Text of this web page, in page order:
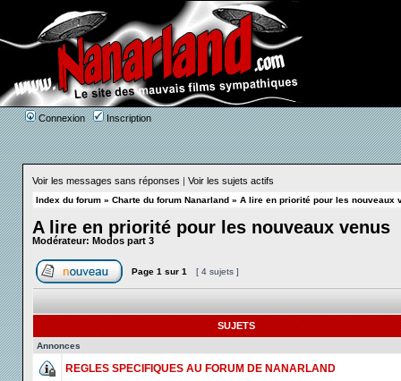
Connexion Inscription
Voir les messages sans réponses | Voir les sujets actifs
Index du forum » Charte du forum Nanarland » A lire en priorité pour les nouveaux
A lire en priorité pour les nouveaux venus
Modérateur: Modos part 3
Page 1 sur 1 [ 4 sujets ]
SUJETS
Annonces
REGLES SPECIFIQUES AU FORUM DE NANARLAND